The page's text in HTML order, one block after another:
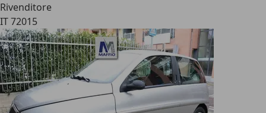
Rivenditore
IT 72015